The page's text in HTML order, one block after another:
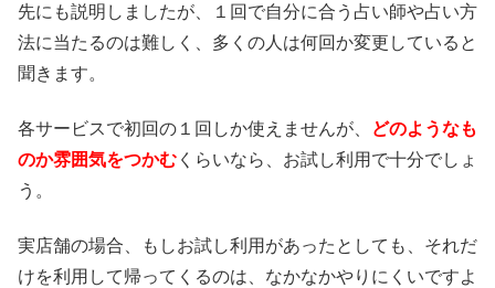
先にも説明しましたが、１回で自分に合う占い師や占い方
法に当たるのは難しく、多くの人は何回か変更していると
聞きます。
各サービスで初回の１回しか使えませんが、
どのようなも
のか雰囲気をつかむ くらいなら、お試し利用で十分でしょ
う。
実店舗の場合、もしお試し利用があったとしても、それだ
けを利用して帰ってくるのは、なかなかやりにくいですよ